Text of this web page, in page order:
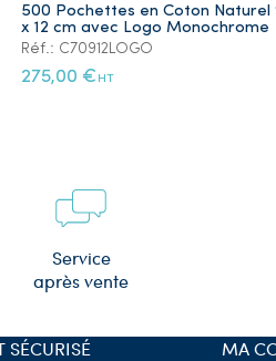
500 Pochettes en Coton Naturel
x 12 cm avec Logo Monochrome
Réf.: C70912LOGO
275,00 € HT
Service
après vente
MA
SÉCURISÉ